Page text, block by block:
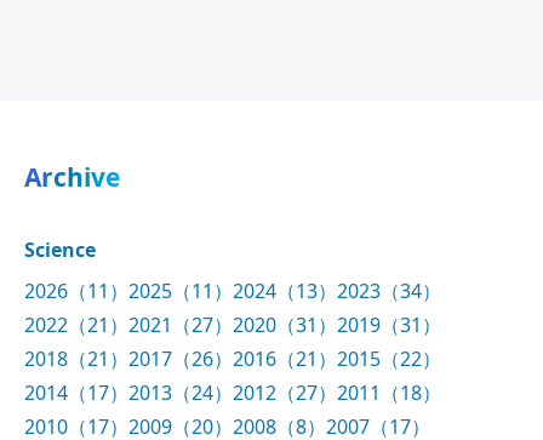
Archive
Science
2026（11） 2025（11） 2024（13） 2023（34）
2022（21） 2021（27） 2020（31） 2019（31）
2018（21） 2017（26） 2016（21） 2015（22）
2014（17） 2013（24） 2012（27） 2011（18）
2010（17） 2009（20） 2008（8） 2007（17）